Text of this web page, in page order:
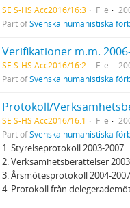
SE S-HS Acc2016/16:3 File
Part ofSvenska humanistiska
Verifikationer m.m.
SE S-HS Acc2016/16:2 File
Part ofSvenska humanistiska
Protokoll/
SE S-HS Acc2016/16:1 File
Part ofSvenska humanistiska
1. Styrelseprotokoll 2003-2007
2. Verksamhetsberättelser
3. Årsmötesprotokoll 2004-2007
4. Protokoll från